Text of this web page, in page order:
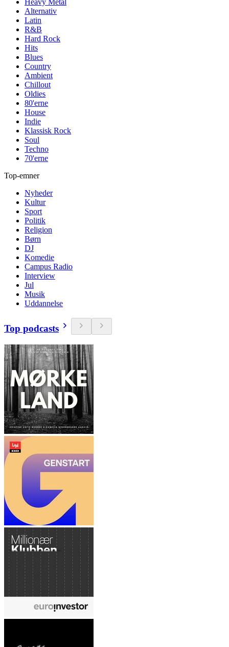
Heavy Metal
Alternativ
Latin
R&B
Hard Rock
Hits
Blues
Country
Ambient
Chillout
Oldies
80'erne
House
Indie
Klassisk Rock
Soul
Techno
70'erne
Top-emner
Nyheder
Kultur
Sport
Politik
Religion
Børn
DJ
Komedie
Campus Radio
Interview
Jul
Musik
Uddannelse
Top podcasts